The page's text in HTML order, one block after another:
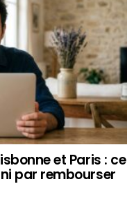
et Paris : ce
par rembourser